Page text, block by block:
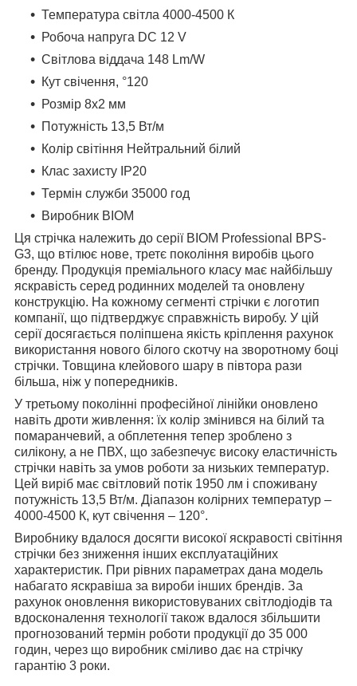
Температура світла 4000-4500 К
Робоча напруга DC 12 V
Світлова віддача 148 Lm/W
Кут свічення, °120
Розмір 8х2 мм
Потужність 13,5 Вт/м
Колір світіння Нейтральний білий
Клас захисту IP20
Термін служби 35000 год
Виробник BIOM
Ця стрічка належить до серії BIOM Professional BPS-
G3, що втілює нове, третє покоління виробів цього
бренду. Продукція преміального класу має найбільшу
яскравість серед родинних моделей та оновлену
конструкцію. На кожному сегменті стрічки є логотип
компанії, що підтверджує справжність виробу. У цій
серії досягається поліпшена якість кріплення рахунок
використання нового білого скотчу на зворотному боці
стрічки. Товщина клейового шару в півтора рази
більша, ніж у попередників.
У третьому поколінні професійної лінійки оновлено
навіть дроти живлення: їх колір змінився на білий та
помаранчевий, а обплетення тепер зроблено з
силікону, а не ПВХ, що забезпечує високу еластичність
стрічки навіть за умов роботи за низьких температур.
Цей виріб має світловий потік 1950 лм і споживану
потужність 13,5 Вт/м. Діапазон колірних температур –
4000-4500 К, кут свічення – 120°.
Виробнику вдалося досягти високої яскравості світіння
стрічки без зниження інших експлуатаційних
характеристик. При рівних параметрах дана модель
набагато яскравіша за вироби інших брендів. За
рахунок оновлення використовуваних світлодіодів та
вдосконалення технології також вдалося збільшити
прогнозований термін роботи продукції до 35 000
годин, через що виробник сміливо дає на стрічку
гарантію 3 роки.